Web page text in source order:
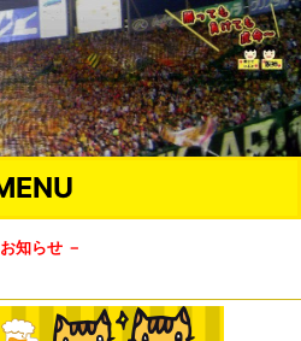
知らせ －